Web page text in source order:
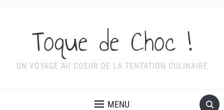
Toque de Choc !
UN VOYAGE AU COEUR DE LA TENTATION CULINAIRE
MENU